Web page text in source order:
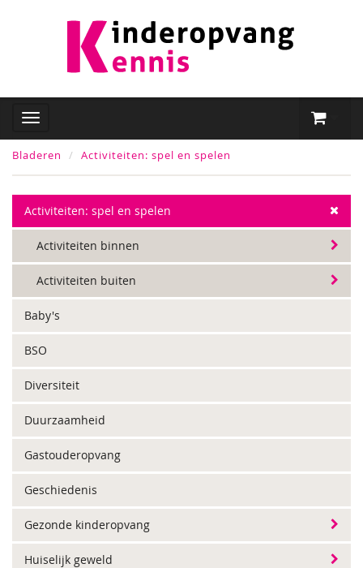
Bladeren Activiteiten: spel en spelen
Activiteiten: spel en spelen
Activiteiten binnen
Activiteiten buiten
Baby's
BSO
Diversiteit
Duurzaamheid
Gastouderopvang
Geschiedenis
Gezonde kinderopvang
Huiselijk geweld